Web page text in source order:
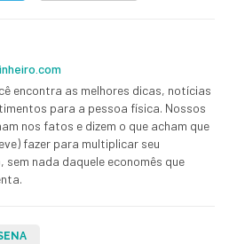
encontra as melhores dicas, notícias
para a pessoa física. Nossos
nos fatos e dizem o que acham que
fazer para multiplicar seu
sem nada daquele economês que